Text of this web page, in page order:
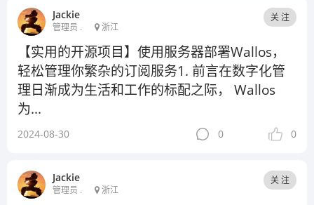
Jackie
管理员 . 浙江
关 注
【实用的开源项目】使用服务器部署Wallos，
轻松管理你繁杂的订阅服务1. 前言在数字化管
理日渐成为生活和工作的标配之际， Wallos
为...
2024-08-30 0 0
Jackie
管理员 . 浙江
关 注